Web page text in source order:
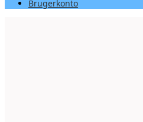
Brugerkonto